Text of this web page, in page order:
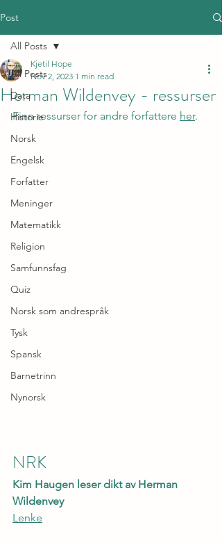
Post
All Posts
Data
Historie
Norsk
Engelsk
Forfatter
Meninger
Matematikk
Religion
Samfunnsfag
Quiz
Norsk som andrespråk
Tysk
Spansk
Barnetrinn
Nynorsk
All Posts
Herman Wildenvey - ressurser
Kjetil Hope
Nov 2, 2023 1 min read
Finn ressurser for andre forfattere her.
NRK
Kim Haugen leser dikt av Herman
Wildenvey
Lenke